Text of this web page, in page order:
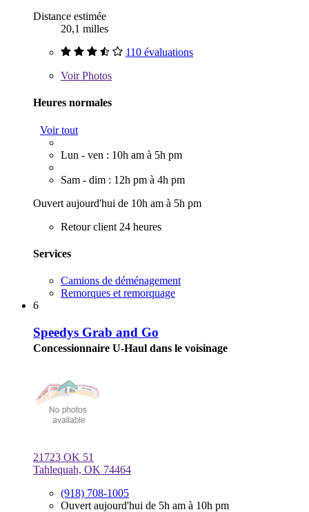
Distance estimée
20,1 milles
110 évaluations
VoirPhotos
Heures normales
Voir tout
Lun - ven : 10h am à 5h pm
Sam - dim : 12h pm à 4h pm
Ouvert aujourd'hui de 10h am à 5h pm
Retour client 24 heures
Services
Camions de déménagement
Remorques et remorquage
6
Speedys Grab and Go
Concessionnaire U-Haul dans le voisinage
21723 OK 51
Tahlequah, OK 74464
(918) 708-1005
Ouvert aujourd'hui de 5h am à 10h pm